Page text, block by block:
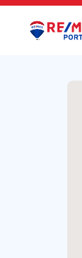
LogotipoIr